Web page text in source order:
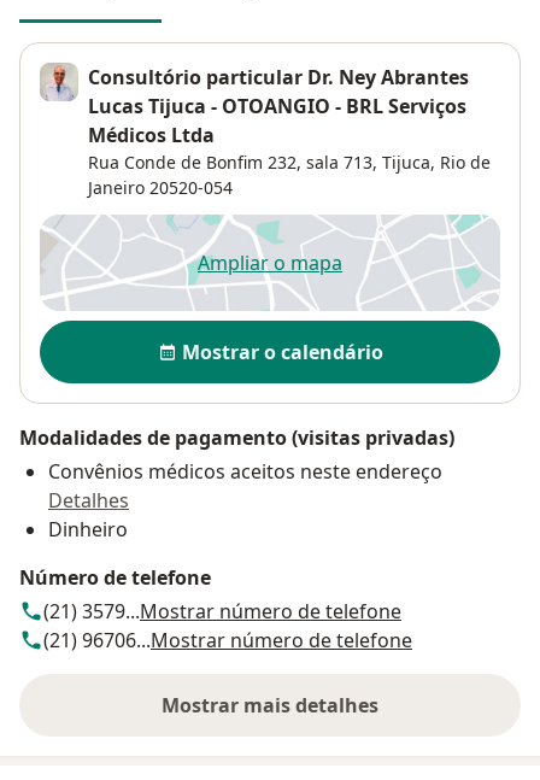
Consultório particular Dr. Ney Abrantes
Lucas Tijuca - OTOANGIO - BRL Serviços
Médicos Ltda
Rua Conde de Bonfim 232, sala 713, Tijuca, Rio de
Janeiro 20520-054
Ampliar o mapaabre num novo separador
Disponibilidade
Mostrar o calendário
Modalidades de pagamento (visitas privadas)
Convênios médicos aceitos neste endereço
Detalhes
Dinheiro
Número de telefone
(21) 3579...Mostrar número de telefone
(21) 96706...Mostrar número de telefone
Mostrar mais detalhes
sobre o endereço